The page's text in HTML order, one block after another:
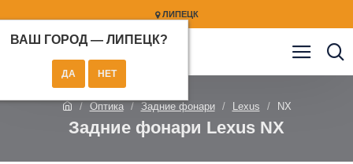
ЛИПЕЦК
ВАШ ГОРОД — ЛИПЕЦК?
Оптика Задние фонари Lexus NX
Задние фонари Lexus NX